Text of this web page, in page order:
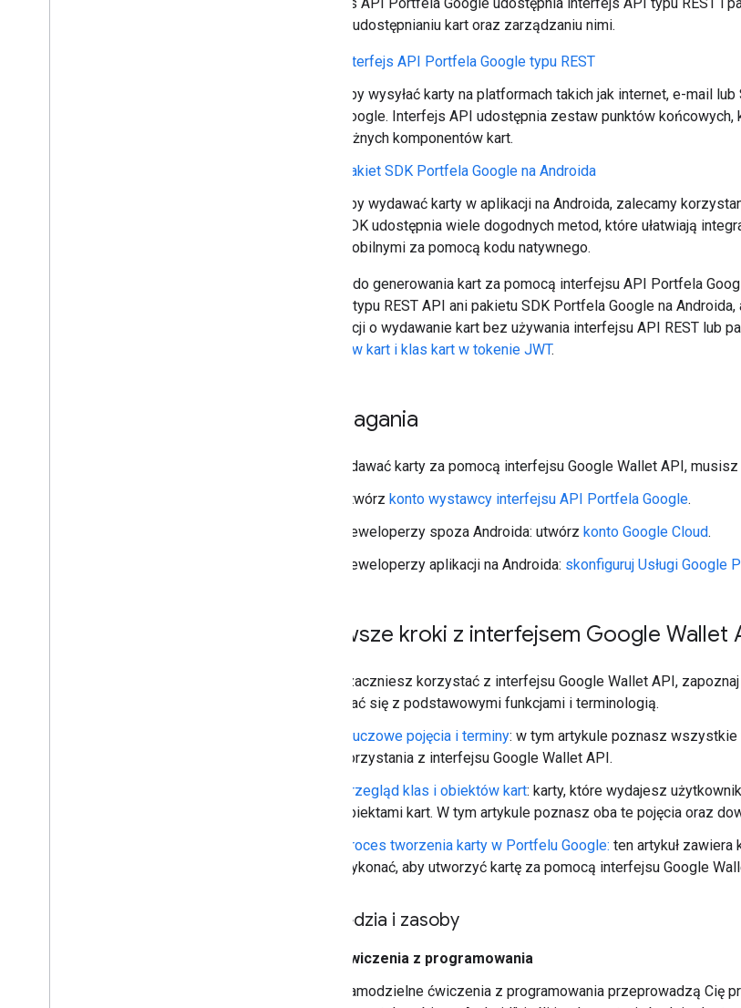
łatwym udostępnianiu kart oraz zarządzaniu nimi.
Interfejs API Portfela Google typu REST
Aby wysyłać karty na platformach takich jak internet, e-mail
Google. Interfejs API udostępnia zestaw punktów
różnych komponentów kart.
Pakiet SDK Portfela Google na Androida
Aby wydawać karty w aplikacji na Androida, zalecamy
SDK udostępnia wiele dogodnych metod, które ułatwiają
mobilnymi za pomocą kodu natywnego.
Uwaga: do generowania kart za pomocą interfejsu API Portfela
Google typu REST API ani pakietu SDK Portfela Google na
informacji o wydawanie kart bez używania interfejsu API REST lub
obiektów kart i klas kart w tokenie JWT.
Wymagania
Aby wydawać karty za pomocą interfejsu Google Wallet API,
Utwórz konto wystawcy interfejsu API Portfela Google.
Deweloperzy spoza Androida: utwórz konto Google Cloud.
Deweloperzy aplikacji na Androida: skonfiguruj Usługi Google
Pierwsze kroki z interfejsem Google Wallet
Zanim zaczniesz korzystać z interfejsu Google Wallet API,
zapoznać się z podstawowymi funkcjami i terminologią.
Kluczowe pojęcia i terminy: w tym artykule poznasz
korzystania z interfejsu Google Wallet API.
Przegląd klas i obiektów kart: karty, które wydajesz
obiektami kart. W tym artykule poznasz oba te pojęcia oraz
Proces tworzenia karty w Portfelu Google: ten artykuł
wykonać, aby utworzyć kartę za pomocą interfejsu Google
Narzędzia i zasoby
Ćwiczenia z programowania
Samodzielne ćwiczenia z programowania przeprowadzą Cię